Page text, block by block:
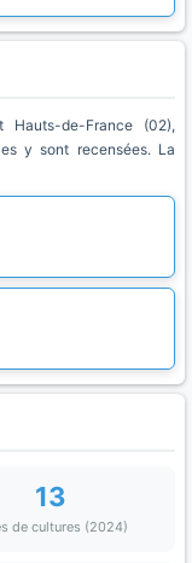
Hauts-de-France (02),
y sont recensées. La
13
de cultures (2024)